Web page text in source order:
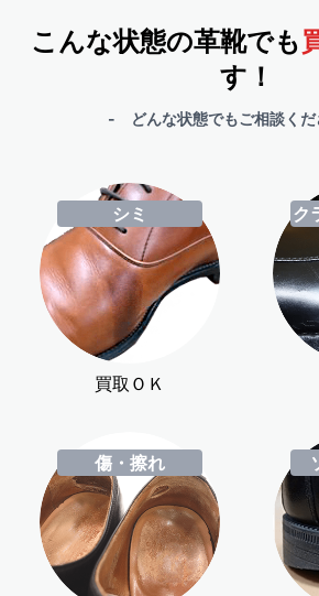
こんな状態の革靴でも
す！
- どんな状態でもご相談く
シミ
買取ＯＫ
ク
傷・擦れ